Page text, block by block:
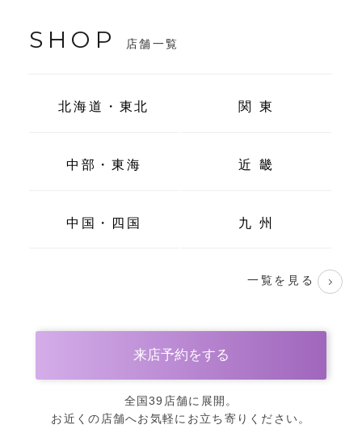
SHOP 店舗一覧
北海道・東北 関 東
中部・東海 近 畿
中国・四国 九 州
一覧を見る
来店予約をする
全国39店舗に展開。
お近くの店舗へお気軽にお立ち寄りください。